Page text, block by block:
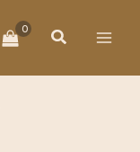
Zoeken